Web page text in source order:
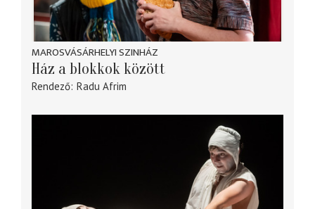
MAROSVÁSÁRHELYI SZINHÁZ
Ház a blokkok között
Rendező Radu Afrim